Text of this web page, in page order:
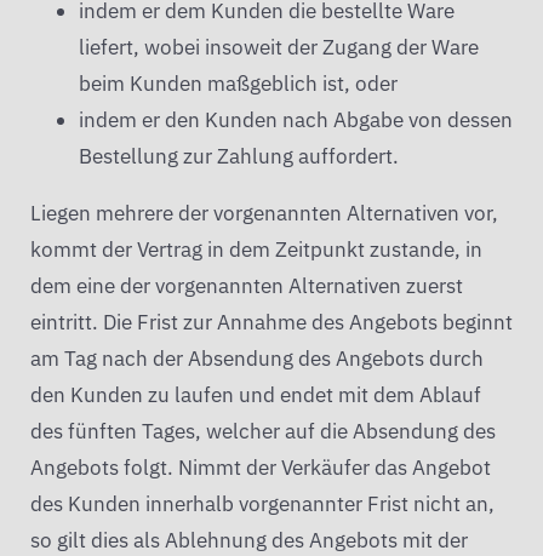
indem er dem Kunden die bestellte Ware
liefert, wobei insoweit der Zugang der Ware
beim Kunden maßgeblich ist, oder
indem er den Kunden nach Abgabe von dessen
Bestellung zur Zahlung auffordert.
Liegen mehrere der vorgenannten Alternativen vor,
kommt der Vertrag in dem Zeitpunkt zustande, in
dem eine der vorgenannten Alternativen zuerst
eintritt. Die Frist zur Annahme des Angebots beginnt
am Tag nach der Absendung des Angebots durch
den Kunden zu laufen und endet mit dem Ablauf
des fünften Tages, welcher auf die Absendung des
Angebots folgt. Nimmt der Verkäufer das Angebot
des Kunden innerhalb vorgenannter Frist nicht an,
so gilt dies als Ablehnung des Angebots mit der